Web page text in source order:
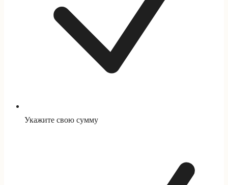
Укажите свою сумму